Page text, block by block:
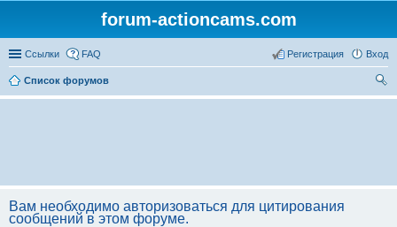
forum-actioncams.com
Ссылки FAQ Вход
Регистрация
Список форумов
ои
Вам необходимо авторизоваться для цитирования
сообщений в этом форуме.